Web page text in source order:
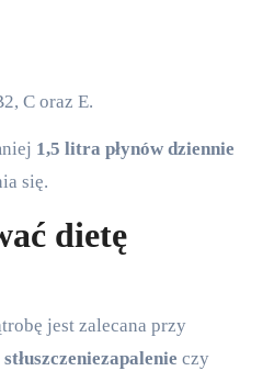
C oraz E.
1,5 litra płynów dziennie
się.
dietę
jest zalecana przy
stłuszczeniezapalenie czy